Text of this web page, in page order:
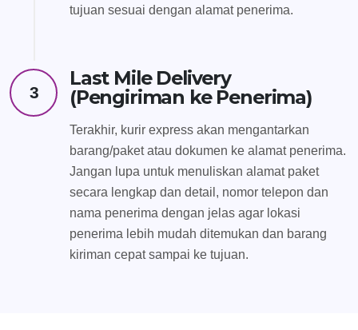
tujuan sesuai dengan alamat penerima.
3
Last Mile Delivery
(Pengiriman ke Penerima)
Terakhir, kurir express akan mengantarkan
barang/paket atau dokumen ke alamat penerima.
Jangan lupa untuk menuliskan alamat paket
secara lengkap dan detail, nomor telepon dan
nama penerima dengan jelas agar lokasi
penerima lebih mudah ditemukan dan barang
kiriman cepat sampai ke tujuan.